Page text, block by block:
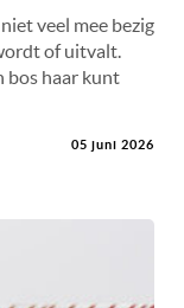
veel mee bezig
of uitvalt.
bos haar kunt
05 juni 2026